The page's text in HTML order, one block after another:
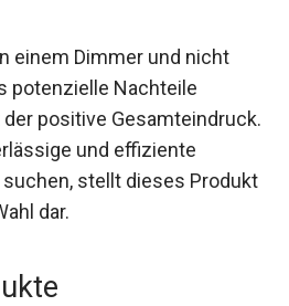
einem Dimmer und nicht
potenzielle Nachteile
positive Gesamteindruck.
und effiziente
stellt dieses Produkt
dar.